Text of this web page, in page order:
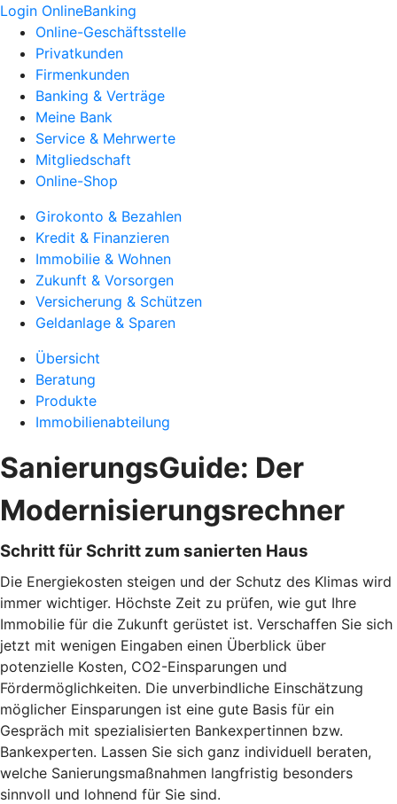
Login OnlineBanking
Online-Geschäftsstelle
Privatkunden
Firmenkunden
Banking & Verträge
Meine Bank
Service & Mehrwerte
Mitgliedschaft
Online-Shop
Girokonto & Bezahlen
Kredit & Finanzieren
Immobilie & Wohnen
Zukunft & Vorsorgen
Versicherung & Schützen
Geldanlage & Sparen
Übersicht
Beratung
Produkte
Immobilienabteilung
SanierungsGuide: Der
Modernisierungsrechner
Schritt für Schritt zum sanierten Haus
Die Energiekosten steigen und der Schutz des Klimas wird
immer wichtiger. Höchste Zeit zu prüfen, wie gut Ihre
Immobilie für die Zukunft gerüstet ist. Verschaffen Sie sich
jetzt mit wenigen Eingaben einen Überblick über
potenzielle Kosten, CO2-Einsparungen und
Fördermöglichkeiten. Die unverbindliche Einschätzung
möglicher Einsparungen ist eine gute Basis für ein
Gespräch mit spezialisierten Bankexpertinnen bzw.
Bankexperten. Lassen Sie sich ganz individuell beraten,
welche Sanierungsmaßnahmen langfristig besonders
sinnvoll und lohnend für Sie sind.